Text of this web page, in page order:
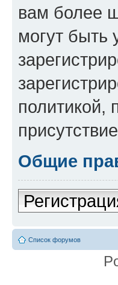
вам более
могут быть
политикой,
Общие
Список форумов